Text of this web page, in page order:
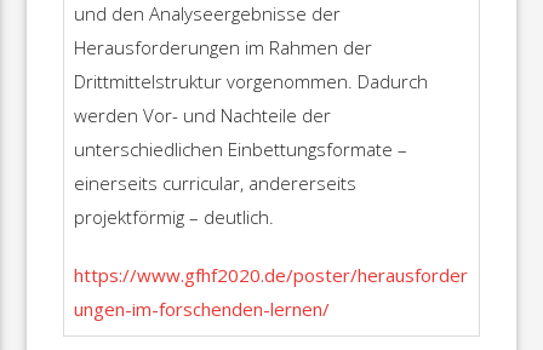
und den Analyseergebnisse der
Herausforderungen im Rahmen der
Drittmittelstruktur vorgenommen. Dadurch
werden Vor- und Nachteile der
unterschiedlichen Einbettungsformate –
einerseits curricular, andererseits
projektförmig – deutlich.
https://www.gfhf2020.de/poster/herausforder
ungen-im-forschenden-lernen/